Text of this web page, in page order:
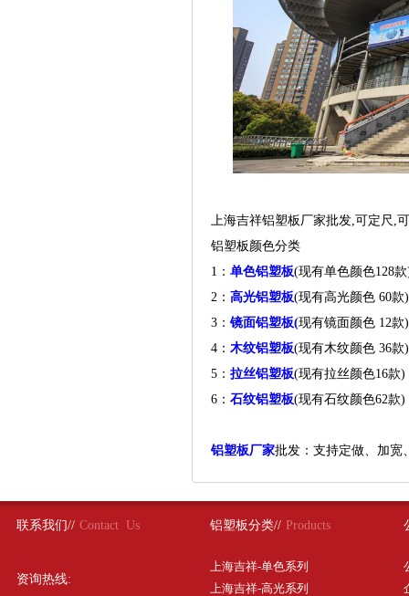
上海吉祥铝塑板厂家批发,可定
铝塑板颜色分类
1： 单色铝塑板(现有单色颜色
2： 高光铝塑板(现有高光颜色 60
3： 镜面铝塑板(现有镜面颜色
4： 木纹铝塑板(现有木纹颜色
5： 拉丝铝塑板(现有拉丝颜色
6： 石纹铝塑板(现有石纹颜色62
铝塑板厂家批发：支持定做、加宽
联系我们// Contact Us
资询热线:
铝塑板分类// Products
上海吉祥-单色系列
上海吉祥-高光系列